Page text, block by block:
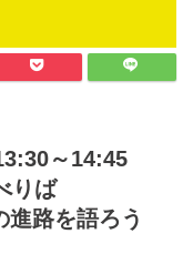
～14:45
りば
進路を語ろう